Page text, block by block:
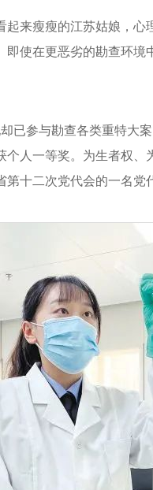
起来瘦瘦的江苏姑娘，
即使在更恶劣的勘查环
已参与勘查各类重特大
个人一等奖。为生者权
十二次党代会的一名党